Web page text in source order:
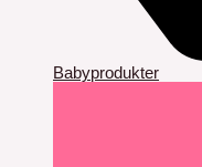
Babyprodukter